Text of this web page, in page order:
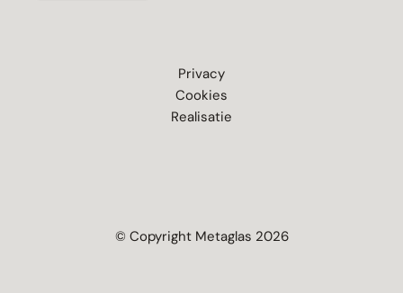
© Copyright Metaglas 2026
Privacy
Cookies
Realisatie